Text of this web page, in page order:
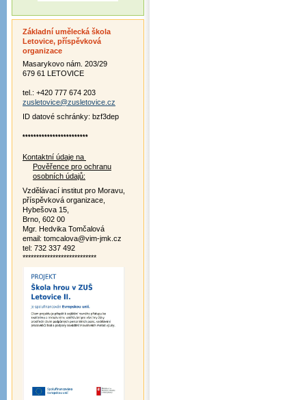
Základní umělecká škola
Letovice, příspěvková
organizace
Masarykovo nám. 203/29
679 61 LETOVICE
tel.: +420 777 674 203
zusletovice@zusletovice.cz
ID datové schránky: bzf3dep
************************
Kontaktní údaje na
Pověřence pro ochranu
osobních údajů:
Vzdělávací institut pro Moravu,
příspěvková organizace,
Hybešova 15,
Brno, 602 00
Mgr. Hedvika Tomčalová
email: tomcalova@vim-jmk.cz
tel: 732 337 492
***************************